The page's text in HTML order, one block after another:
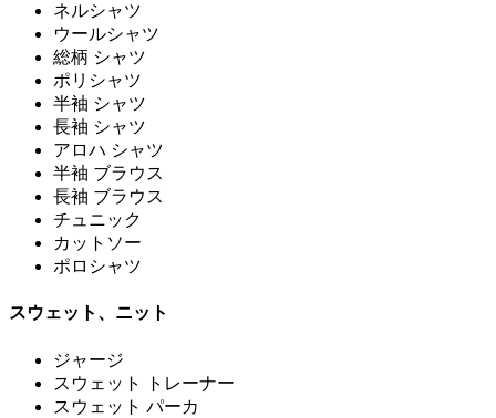
ネルシャツ
ウールシャツ
総柄 シャツ
ポリシャツ
半袖 シャツ
長袖 シャツ
アロハ シャツ
半袖 ブラウス
長袖 ブラウス
チュニック
カットソー
ポロシャツ
スウェット、ニット
ジャージ
スウェット トレーナー
スウェット パーカ